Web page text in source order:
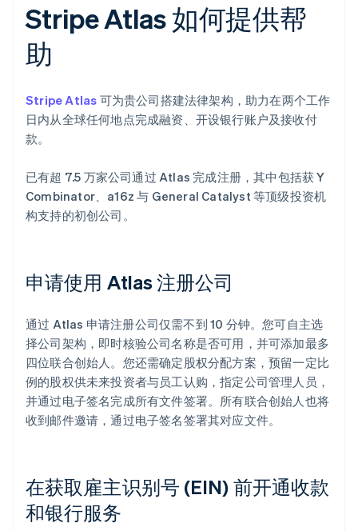
Stripe Atlas 如何提供帮
助
Stripe Atlas 可为贵公司搭建法律架构，助力在两个工作
日内从全球任何地点完成融资、开设银行账户及接收付
款。
已有超 7.5 万家公司通过 Atlas 完成注册，其中包括获 Y
Combinator、a16z 与 General Catalyst 等顶级投资机
构支持的初创公司。
申请使用 Atlas 注册公司
通过 Atlas 申请注册公司仅需不到 10 分钟。您可自主选
择公司架构，即时核验公司名称是否可用，并可添加最多
四位联合创始人。您还需确定股权分配方案，预留一定比
例的股权供未来投资者与员工认购，指定公司管理人员，
并通过电子签名完成所有文件签署。所有联合创始人也将
收到邮件邀请，通过电子签名签署其对应文件。
在获取雇主识别号 (EIN) 前开通收款
和银行服务